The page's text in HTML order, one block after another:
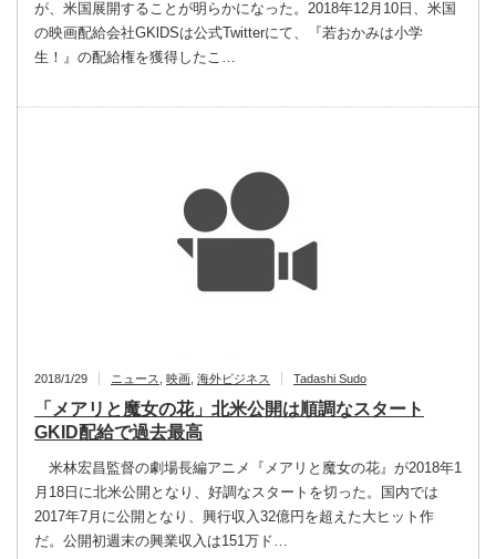
が、米国展開することが明らかになった。2018年12月10日、米国
の映画配給会社GKlDSは公式Twitterにて、『若おかみは小学
生！』の配給権を獲得したこ…
2018/1/29 ニュース 映画 海外ビジネス Tadashi Sudo
「メアリと魔女の花」北米公開は順調なスタート
GKID配給で過去最高
米林宏昌監督の劇場長編アニメ『メアリと魔女の花』が2018年1
月18日に北米公開となり、好調なスタートを切った。国内では
2017年7月に公開となり、興行収入32億円を超えた大ヒット作
だ。公開初週末の興業収入は151万ド…